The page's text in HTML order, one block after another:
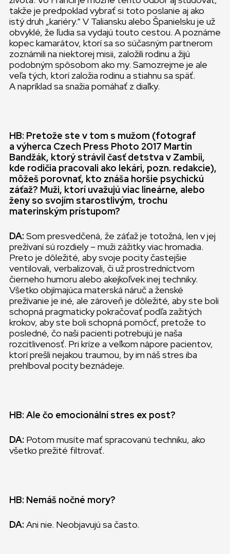
takže je predpoklad vybrať si toto poslanie aj ako
istý druh „kariéry.“ V Taliansku alebo Španielsku je už
obvyklé, že ľudia sa vydajú touto cestou. A poznáme
kopec kamarátov, ktorí sa so súčasným partnerom
zoznámili na niektorej misii, založili rodinu a žijú
podobným spôsobom ako my. Samozrejme je ale
veľa tých, ktorí založia rodinu a stiahnu sa späť.
A napríklad sa snažia pomáhať z diaľky.
HB: Pretože ste v tom s mužom (fotograf
a výherca Czech Press Photo 2017 Martin
Bandžák, ktorý strávil časť detstva v Zambii,
kde rodičia pracovali ako lekári, pozn. redakcie),
môžeš porovnať, kto znáša horšie psychickú
záťaž? Muži, ktorí uvažujú viac lineárne, alebo
ženy so svojím starostlivým, trochu
materinským prístupom?
DA: Som presvedčená, že záťaž je totožná, len v jej
prežívaní sú rozdiely – muži zážitky viac hromadia.
Preto je dôležité, aby svoje pocity častejšie
ventilovali, verbalizovali, či už prostredníctvom
čierneho humoru alebo akejkoľvek inej techniky.
Všetko objímajúca materská náruč a ženské
prežívanie je iné, ale zároveň je dôležité, aby ste boli
schopná pragmaticky pokračovať podľa zažitých
krokov, aby ste boli schopná pomôcť, pretože to
posledné, čo naši pacienti potrebujú je naša
rozcitlivenosť. Pri kríze a veľkom nápore pacientov,
ktorí prešli nejakou traumou, by im náš stres iba
prehlboval pocity beznádeje.
HB: Ale čo emocionální stres ex post?
DA: Potom musíte mať spracovanú techniku, ako
všetko prežité filtrovať.
HB: Nemáš nočné mory?
DA: Ani nie. Neobjavujú sa často.